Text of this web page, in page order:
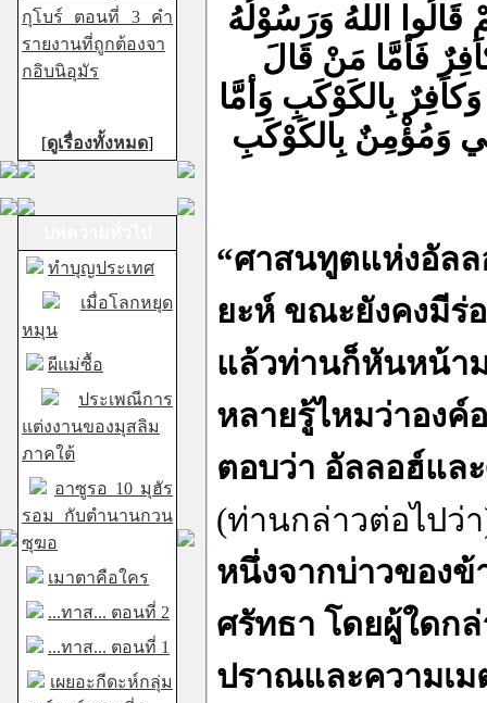
กุโบร์ ตอนที่ 3 คำ
รายงานที่ถูกต้องจา
กอิบนิอุมัร
[ดูเรื่องทั้งหมด]
ทำบุญประเทศ
เมื่อโลกหยุด
หมุน
ผีแม่ซื้อ
ประเพณีการ
แต่งงานของมุสลิม
ภาคใต้
อาซูรอ 10 มุฮัร
รอม กับตำนานกวน
ซุฆอ
เมาตาคือใคร
...ทาส... ตอนที่ 2
...ทาส... ตอนที่ 1
เผยอะกีดะห์กลุ่ม
اللهُ وَرَسُوْلُهُ
فَأمَّا مَنْ قَالَ
بِالكَوْكَبِ وَأمَّا
وَمُؤْمِنٌ بِالكَوْكَبِ
“ศาสนทูตแห่งอัล
ยะห์ ขณะยังคงมีร่
แล้วท่านก็หันหน้า
หลายรู้ไหมว่าองค์
ตอบว่า อัลลอฮ์แล
(ท่านกล่าวต่อไปว่
หนึ่งจากบ่าวของ
ศรัทธา โดยผู้ใดก
ปราณและความเ